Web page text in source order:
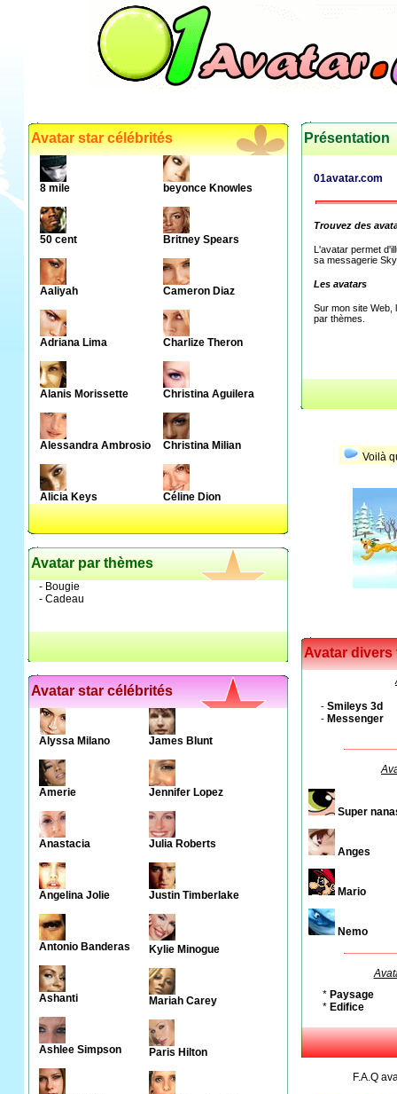
Avatar star célébrités
8 mile
50 cent
Aaliyah
Adriana Lima
Alanis Morissette
Alessandra Ambrosio
Alicia Keys
beyonce Knowles
Britney Spears
Cameron Diaz
Charlize Theron
Christina Aguilera
Christina Milian
Céline Dion
Avatar par thèmes
- Bougie
- Cadeau
Avatar star célébrités
Alyssa Milano
Amerie
Anastacia
Angelina Jolie
Antonio Banderas
Ashanti
Ashlee Simpson
James Blunt
Jennifer Lopez
Julia Roberts
Justin Timberlake
Kylie Minogue
Mariah Carey
Paris Hilton
Présentation
01avatar.com
Trouvez des
L'avatar permet
sa messagerie
Les avatars
Sur mon site
par thèmes.
Voilà
Avatar divers
- Smileys 3d
- Messenger
Super
Anges
Mario
Nemo
* Paysage
* Edifice
F.A.Q